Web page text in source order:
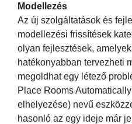
Modellezés
Az új szolgáltatások és
modellezési frissítések
olyan fejlesztések,
hatékonyabban tervezheti
megoldhat egy létező
Place Rooms
elhelyezése) nevű
hasonló az egy ideje már